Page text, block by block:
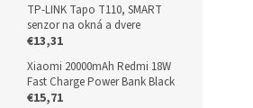
TP-LINK Tapo T110, SMART
senzor na okná a dvere
€13,31
Xiaomi 20000mAh Redmi 18W
Fast Charge Power Bank Black
€15,71